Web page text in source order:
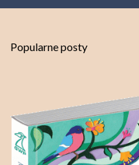
k
t
a
r
z
Popularne posty